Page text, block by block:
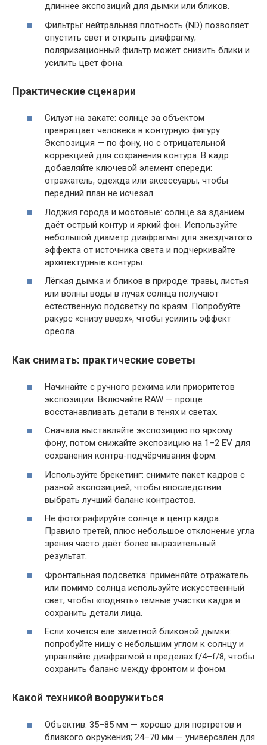
длиннее экспозиций для дымки или бликов.
Фильтры: нейтральная плотность (ND) позволяет
опустить свет и открыть диафрагму;
поляризационный фильтр может снизить блики и
усилить цвет фона.
Практические сценарии
Силуэт на закате: солнце за объектом
превращает человека в контурную фигуру.
Экспозиция — по фонy, но с отрицательной
коррекцией для сохранения контура. В кадр
добавляйте ключевой элемент спереди:
отражатель, одежда или аксессуары, чтобы
передний план не исчезал.
Лоджия города и мостовые: солнце за зданием
даёт острый контур и яркий фон. Используйте
небольшой диаметр диафрагмы для звездчатого
эффекта от источника света и подчеркивайте
архитектурные контуры.
Лёгкая дымка и бликов в природе: травы, листья
или волны воды в лучах солнца получают
естественную подсветку по краям. Попробуйте
ракурс «снизу вверх», чтобы усилить эффект
ореола.
Как снимать: практические советы
Начинайте с ручного режима или приоритетов
экспозиции. Включайте RAW — проще
восстанавливать детали в тенях и светах.
Сначала выставляйте экспозицию по яркому
фону, потом снижайте экспозицию на 1–2 EV для
сохранения контра-подчёрчивания форм.
Используйте брекетинг: снимите пакет кадров с
разной экспозицией, чтобы впоследствии
выбрать лучший баланс контрастов.
Не фотографируйте солнце в центр кадра.
Правило третей, плюс небольшое отклонение угла
зрения часто даёт более выразительный
результат.
Фронтальная подсветка: применяйте отражатель
или помимо солнца используйте искусственный
свет, чтобы «поднять» тёмные участки кадра и
сохранить детали лица.
Если хочется еле заметной бликовой дымки:
попробуйте нишу с небольшим углом к солнцу и
управляйте диафрагмой в пределах f/4–f/8, чтобы
сохранить баланс между фронтом и фоном.
Какой техникой вооружиться
Объектив: 35–85 мм — хорошо для портретов и
близкого окружения; 24–70 мм — универсален для